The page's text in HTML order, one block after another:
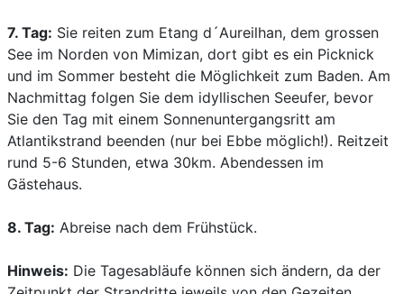
7. Tag: Sie reiten zum Etang d´Aureilhan, dem grossen
See im Norden von Mimizan, dort gibt es ein Picknick
und im Sommer besteht die Möglichkeit zum Baden. Am
Nachmittag folgen Sie dem idyllischen Seeufer, bevor
Sie den Tag mit einem Sonnenuntergangsritt am
Atlantikstrand beenden (nur bei Ebbe möglich!). Reitzeit
rund 5-6 Stunden, etwa 30km. Abendessen im
Gästehaus.
8. Tag: Abreise nach dem Frühstück.
Hinweis: Die Tagesabläufe können sich ändern, da der